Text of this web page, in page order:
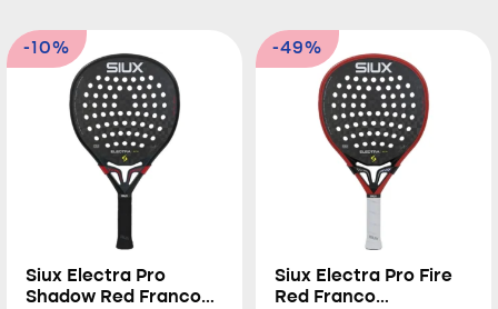
-10%
Siux Electra Pro
Shadow Red Franco
-49%
Siux Electra Pro Fire
Red Franco